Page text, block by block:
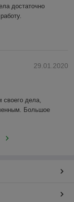
достаточно
29.01.2020
своего дела,
Большое